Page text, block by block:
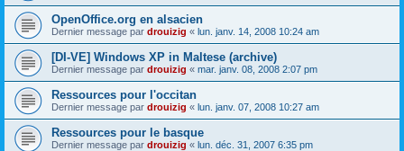
OpenOffice.org en alsacien
Dernier message par drouizig « lun. janv. 14, 2008 10:24 am
[DI-VE] Windows XP in Maltese (archive)
Dernier message par drouizig « mar. janv. 08, 2008 2:07 pm
Ressources pour l'occitan
Dernier message par drouizig « lun. janv. 07, 2008 10:27 am
Ressources pour le basque
Dernier message par drouizig « lun. déc. 31, 2007 6:35 pm